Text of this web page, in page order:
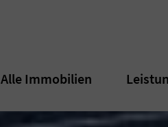
Alle Immobilien
Alle Immobilien